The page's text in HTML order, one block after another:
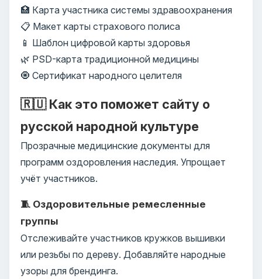
🏥 Карта участника системы здравоохранения
📋 Макет карты страхового полиса
📱 Шаблон цифровой карты здоровья
🌿 PSD-карта традиционной медицины
🧿 Сертификат народного целителя
🇷🇺 Как это поможет сайту о
русской народной культуре
Прозрачные медицинские документы для
программ оздоровления наследия. Упрощает
учёт участников.
🧵 Оздоровительные ремесленные
группы
Отслеживайте участников кружков вышивки
или резьбы по дереву. Добавляйте народные
узоры для брендинга.